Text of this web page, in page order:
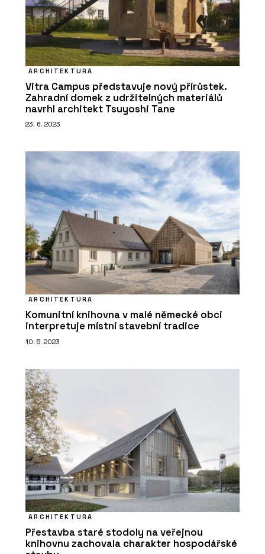
O FIRMĚ
ELK
PRODUKTY
Platforma Timber Academy - ELK
ARCHITEKTURA
Vitra Campus představuje nový přírůstek.
Zahradní domek z udržitelných materiálů
navrhl architekt Tsuyoshi Tane
23. 6. 2023
ARCHITEKTURA
Komunitní knihovna v malé německé obci
interpretuje místní stavební tradice
10. 5. 2023
ARCHITEKTURA
Přestavba staré stodoly na veřejnou
knihovnu zachovala charakter hospodářské